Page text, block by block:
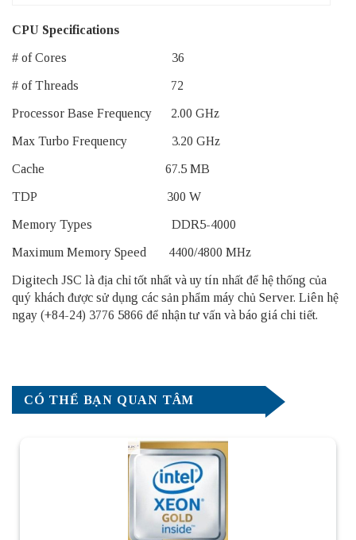
CPU Specifications
# of Cores 36
# of Threads 72
Processor Base Frequency 2.00 GHz
Max Turbo Frequency 3.20 GHz
Cache 67.5 MB
TDP 300 W
Memory Types DDR5-4000
Maximum Memory Speed 4400/4800 MHz
Digitech JSC là địa chỉ tốt nhất và uy tín nhất để hệ thống của
quý khách được sử dụng các sản phẩm máy chủ Server. Liên hệ
ngay (+84-24) 3776 5866 để nhận tư vấn và báo giá chi tiết.
CÓ THỂ BẠN QUAN TÂM